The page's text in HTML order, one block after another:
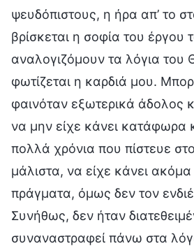
ψευδόπιστους, η ήρα απ’ το
βρίσκεται η σοφία του
αναλογιζόμουν τα λόγια του
φωτίζεται η καρδιά μου.
φαινόταν εξωτερικά άδολος
να μην είχε κάνει κατάφωρα
πολλά χρόνια που πίστευε
μάλιστα, να είχε κάνει
πράγματα, όμως δεν τον
Συνήθως, δεν ήταν
συναναστραφεί πάνω στα